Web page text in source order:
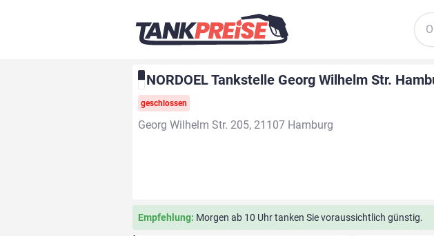
NORDOEL Tankstelle Georg Wilhelm Str.
geschlossen
Georg Wilhelm Str. 205, 21107 Hamburg
Empfehlung: Morgen ab 10 Uhr tanken Sie voraussichtlich günstig.